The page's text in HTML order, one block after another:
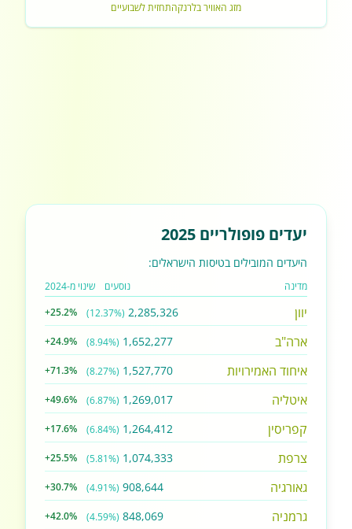
מזג האוויר בלרנקהתחזית לשבועיים
יעדים פופולריים 2025
היעדים המובילים בטיסות הישראלים:
מדינה נוסעים שינוי מ-2024
יוון 2,285,326
(12.37%)
+25.2%
ארה"ב 1,652,277
(8.94%)
+24.9%
איחוד האמירויות 1,527,770
(8.27%)
+71.3%
איטליה 1,269,017
(6.87%)
+49.6%
קפריסין 1,264,412
(6.84%)
+17.6%
צרפת 1,074,333
(5.81%)
+25.5%
גאורגיה 908,644
(4.91%)
+30.7%
גרמניה 848,069
(4.59%)
+42.0%